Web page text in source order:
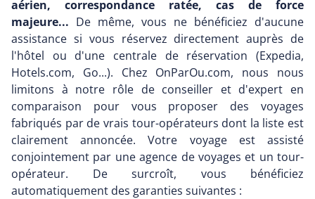
aérien, correspondance ratée, cas de force
majeure... De même, vous ne bénéficiez d'aucune
assistance si vous réservez directement auprès de
l'hôtel ou d'une centrale de réservation (Expedia,
Hotels.com, Go...). Chez OnParOu.com, nous nous
limitons à notre rôle de conseiller et d'expert en
comparaison pour vous proposer des voyages
fabriqués par de vrais tour-opérateurs dont la liste est
clairement annoncée. Votre voyage est assisté
conjointement par une agence de voyages et un tour-
opérateur. De surcroît, vous bénéficiez
automatiquement des garanties suivantes :